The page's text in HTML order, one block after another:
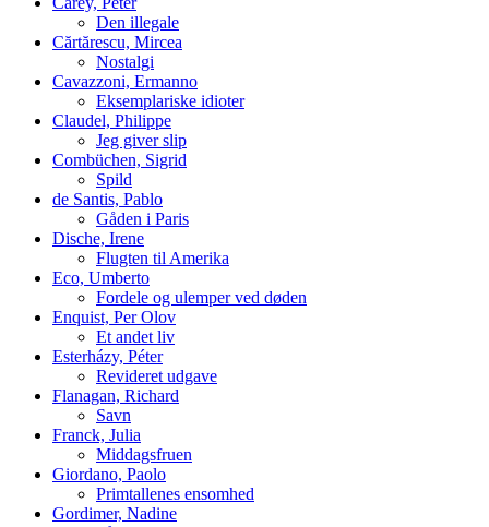
Den illegale
Cărtărescu, Mircea
Nostalgi
Cavazzoni, Ermanno
Eksemplariske idioter
Claudel, Philippe
Jeg giver slip
Combüchen, Sigrid
Spild
de Santis, Pablo
Gåden i Paris
Dische, Irene
Flugten til Amerika
Eco, Umberto
Fordele og ulemper ved døden
Enquist, Per Olov
Et andet liv
Esterházy, Péter
Revideret udgave
Flanagan, Richard
Savn
Franck, Julia
Middagsfruen
Giordano, Paolo
Primtallenes ensomhed
Gordimer, Nadine